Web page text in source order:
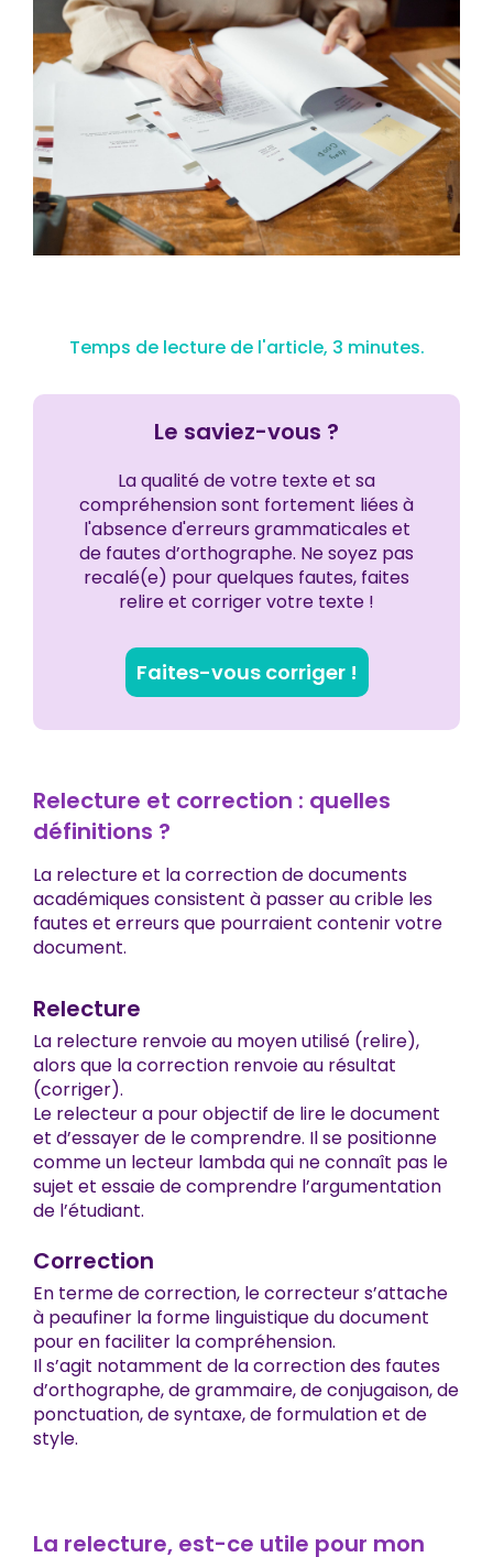
Temps de lecture de l'article, 3 minutes.
Le saviez-vous ?
La qualité de votre texte et sa
compréhension sont fortement liées à
l'absence d'erreurs grammaticales et
de fautes d’orthographe. Ne soyez pas
recalé(e) pour quelques fautes, faites
relire et corriger votre texte !
Faites-vous corriger !
Relecture et correction : quelles
définitions ?
La relecture et la correction de documents
académiques consistent à passer au crible les
fautes et erreurs que pourraient contenir votre
document.
Relecture
La relecture renvoie au moyen utilisé (relire),
alors que la correction renvoie au résultat
(corriger).
Le relecteur a pour objectif de lire le document
et d’essayer de le comprendre. Il se positionne
comme un lecteur lambda qui ne connaît pas le
sujet et essaie de comprendre l’argumentation
de l’étudiant.
Correction
En terme de correction, le correcteur s’attache
à peaufiner la forme linguistique du document
pour en faciliter la compréhension.
Il s’agit notamment de la correction des fautes
d’orthographe, de grammaire, de conjugaison, de
ponctuation, de syntaxe, de formulation et de
style.
La relecture, est-ce utile pour mon